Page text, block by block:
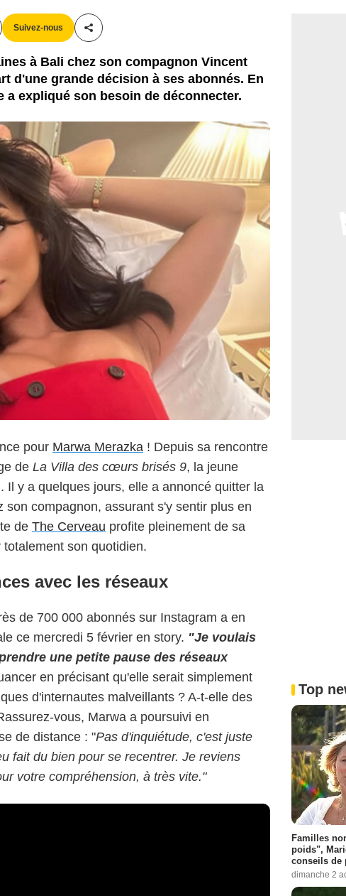
Suivez-nous
Partager cet article
à Bali chez son compagnon Vincent
d'une grande décision à ses abonnés. En
a expliqué son besoin de déconnecter.
pour Marwa Merazka ! Depuis sa rencontre
de La Villa des cœurs brisés 9, la jeune
Il y a quelques jours, elle a annoncé quitter la
son compagnon, assurant s'y sentir plus en
de The Cerveau profite pleinement de sa
son quotidien.
avec les réseaux
de 700 000 abonnés sur Instagram a en
ce mercredi 5 février en story. "Je voulais
une petite pause des réseaux
en précisant qu'elle serait simplement
d'internautes malveillants ? A-t-elle des
vous, Marwa a poursuivi en
de distance : "Pas d'inquiétude, c'est juste
fait du bien pour se recentrer. Je reviens
votre compréhension, à très vite."
Top
Familles
poids",
conseils de
dimanche 2